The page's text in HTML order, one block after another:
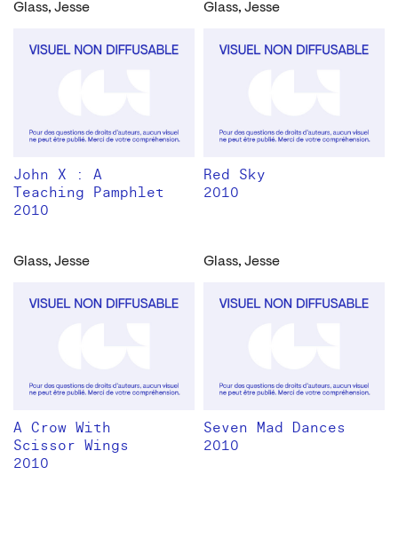
Glass, Jesse
John X : A
Teaching Pamphlet
2010
Glass, Jesse
Red Sky
2010
Glass, Jesse
A Crow With
Scissor Wings
2010
Glass, Jesse
Seven Mad Dances
2010